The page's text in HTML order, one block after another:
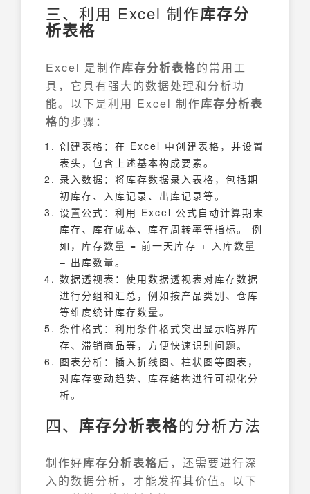
三、利用 Excel 制作库存分
析表格
Excel 是制作库存分析表格的常用工
具，它具有强大的数据处理和分析功
能。以下是利用 Excel 制作库存分析表
格的步骤：
创建表格：在 Excel 中创建表格，并设置
表头，包含上述基本构成要素。
录入数据：将库存数据录入表格，包括期
初库存、入库记录、出库记录等。
设置公式：利用 Excel 公式自动计算期末
库存、库存成本、库存周转率等指标。 例
如，库存数量 = 前一天库存 + 入库数量
– 出库数量。
数据透视表：使用数据透视表对库存数据
进行分组和汇总，例如按产品类别、仓库
等维度统计库存数量。
条件格式：利用条件格式突出显示临界库
存、滞销商品等，方便快速识别问题。
图表分析：插入折线图、柱状图等图表，
对库存变动趋势、库存结构进行可视化分
析。
四、 库存分析表格的分析方法
制作好库存分析表格后，还需要进行深
入的数据分析，才能发挥其价值。以下